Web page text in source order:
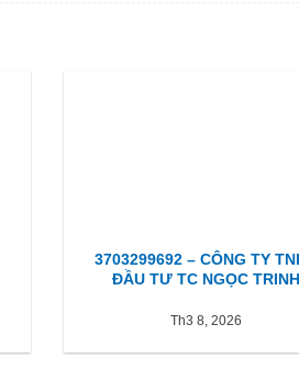
3703299692 – CÔNG TY
ĐẦU TƯ TC NGỌC TRINH
Th3 8, 2026